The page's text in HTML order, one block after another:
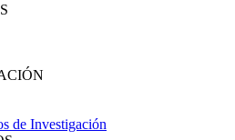
de Investigación